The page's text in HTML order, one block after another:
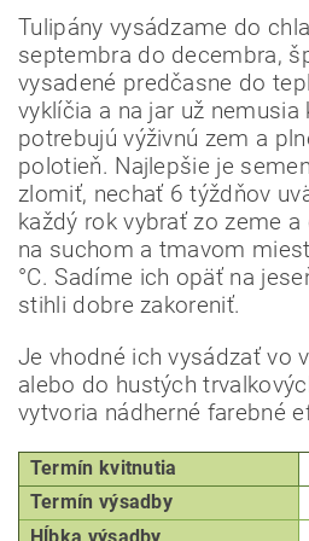
Tulipány vysádzame do
septembra do decembra,
vysadené predčasne do
vyklíčia a na jar už nemusia
potrebujú výživnú zem a
polotieň. Najlepšie je
zlomiť, nechať 6 týždňov
každý rok vybrať zo zeme
na suchom a tmavom
°C. Sadíme ich opäť na
stihli dobre zakoreniť.
Je vhodné ich vysádzať vo
alebo do hustých
vytvoria nádherné farebné
Termín kvitnutia
Termín výsadby
Powered by